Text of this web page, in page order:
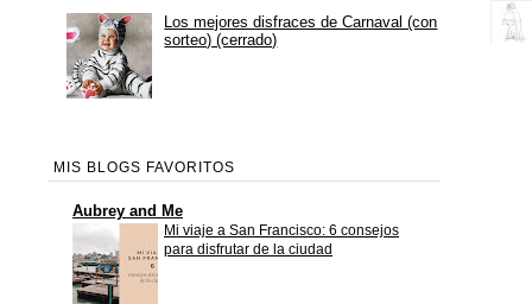
Los mejores disfraces de Carnaval (con
sorteo) (cerrado)
MIS BLOGS FAVORITOS
Aubrey and Me
Mi viaje a San Francisco: 6 consejos
para disfrutar de la ciudad